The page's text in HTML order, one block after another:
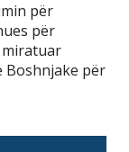
për
për
miratuar
Boshnjake për